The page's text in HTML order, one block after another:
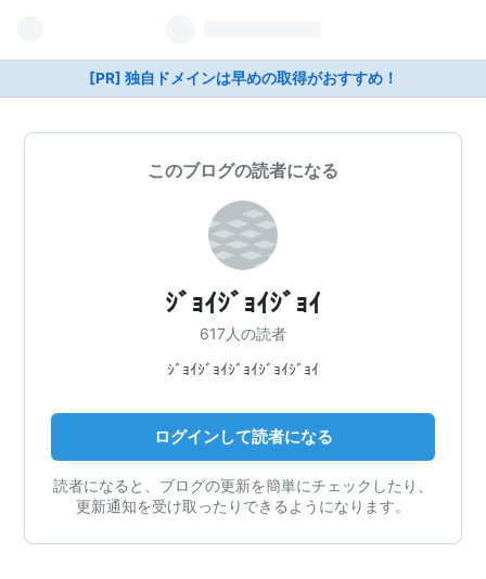
[PR] 独自ドメインは早めの取得がおすすめ！
このブログの読者になる
ｼﾞｮｲｼﾞｮｲｼﾞｮｲ
617人の読者
ｼﾞｮｲｼﾞｮｲｼﾞｮｲｼﾞｮｲｼﾞｮｲ
ログインして読者になる
読者になると、ブログの更新を簡単にチェックしたり、
更新通知を受け取ったりできるようになります。